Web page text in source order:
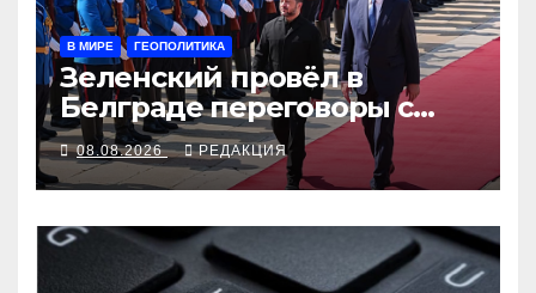
В МИРЕ ГЕОПОЛИТИКА
Зеленский провёл в
Белграде переговоры с
Вучичем
08.08.2026 РЕДАКЦИЯ